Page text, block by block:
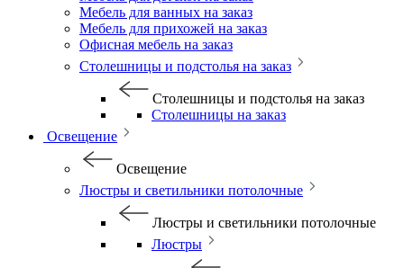
Мебель для ванных на заказ
Мебель для прихожей на заказ
Офисная мебель на заказ
Столешницы и подстолья на заказ
Столешницы и подстолья на заказ
Столешницы на заказ
Освещение
Освещение
Люстры и светильники потолочные
Люстры и светильники потолочные
Люстры